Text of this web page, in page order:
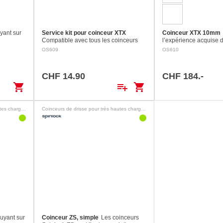
sur
et
shopping_cart
Service kit pour coinceur XTX
Compatible avec tous les coinceurs
XTX.
OS609
CHF 14.90
playlist_add shopping_cart
Coinceur XTX 10mm
l’expérience acquise
conception de
OS610
CHF 184.-
sur
Coinceur ZS, simple Les coinceurs